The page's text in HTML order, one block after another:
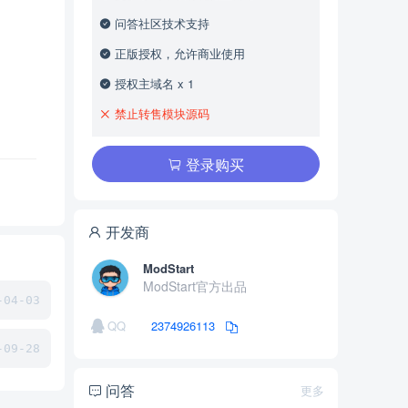
04-03
09-28
问答社区技术支持
正版授权，允许商业使用
授权主域名 x 1
禁止转售模块源码
登录购买
开发商
ModStart
ModStart官方出品
QQ 2374926113
更多
问答